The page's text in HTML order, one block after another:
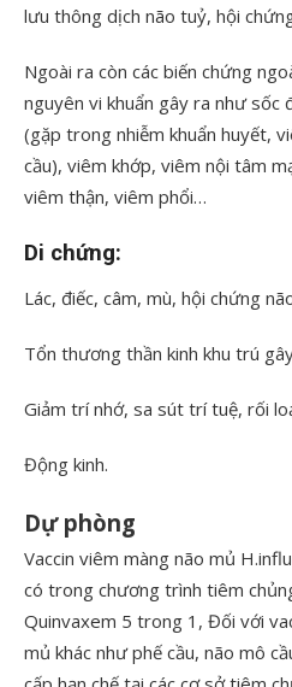
lưu thông dịch não tuỷ, hội
Ngoài ra còn các biến chứng
nguyên vi khuẩn gây ra như
(gặp trong nhiễm khuẩn huyết,
cầu), viêm khớp, viêm nội tâm
viêm thận, viêm phổi…
Di chứng:
Lác, điếc, câm, mù, hội chứng
Tổn thương thần kinh khu trú
Giảm trí nhớ, sa sút trí tuệ, rối
Động kinh.
Dự phòng
Vaccin viêm màng não mủ
có trong chương trình tiêm
Quinvaxem 5 trong 1, Đối với
mủ khác như phế cầu, não mô